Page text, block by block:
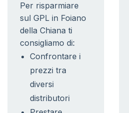
Per risparmiare
sul GPL in Foiano
della Chiana ti
consigliamo di:
Confrontare i
prezzi tra
diversi
distributori